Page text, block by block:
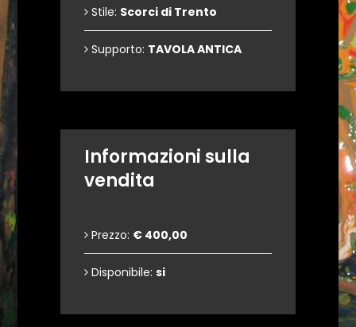
Stile: Scorci di Trento
Supporto: TAVOLA ANTICA
Informazioni sulla
vendita
Prezzo: € 400,00
Disponibile: si